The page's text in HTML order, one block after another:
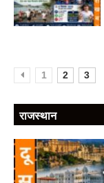
1 2 3
राजस्थान